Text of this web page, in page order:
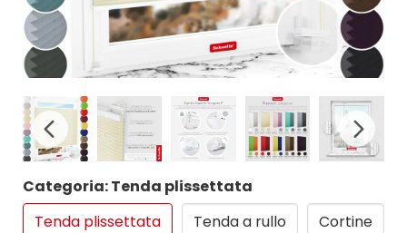
Categoria: Tenda plissettata
Tenda plissettata
Tenda a rullo Cortine